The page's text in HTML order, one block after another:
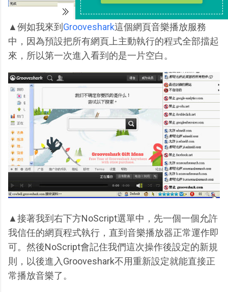
▲例如我來到Grooveshark這個網頁音樂播放服務
中，因為預設把所有網頁上主動執行的程式全部擋起
來，所以第一次進入看到的是一片空白。
▲接著我到右下方NoScript選單中，先一個一個允許
我信任的網頁程式執行，直到音樂播放器正常運作即
可。然後NoScript會記住我們這次操作後設定的新規
則，以後進入Grooveshark不用重新設定就能直接正
常播放音樂了。